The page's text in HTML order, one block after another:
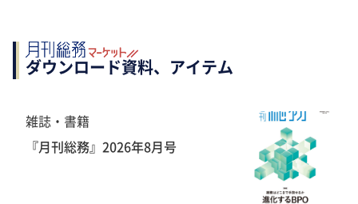
ダウンロード資料、アイテム
雑誌・書籍
『月刊総務』2026年8月号